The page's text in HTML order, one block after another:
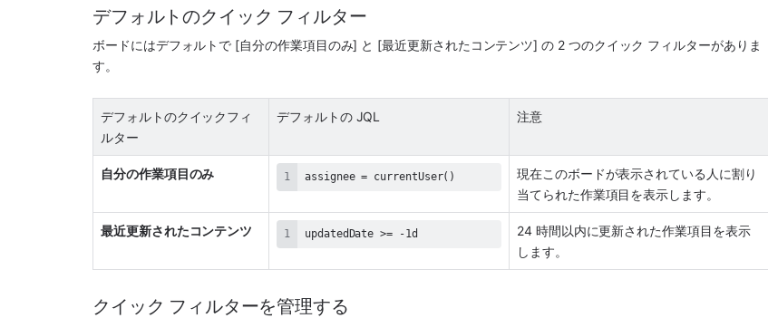
デフォルトのクイック フィルター
ボードにはデフォルトで [自分の作業項目のみ] と [最近更新されたコンテンツ] の 2 つのクイック フィルターがありま
す。
デフォルトのクイックフィ
ルター
デフォルトの JQL 注意
自分の作業項目のみ assignee = currentUser()
現在このボードが表示されている人に割り
当てられた作業項目を表示します。
最近更新されたコンテンツ updatedDate >= -1d
24 時間以内に更新された作業項目を表示
します。
クイック フィルターを管理する